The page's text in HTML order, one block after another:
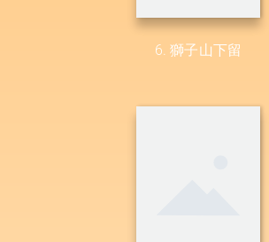
6. 獅子山下留